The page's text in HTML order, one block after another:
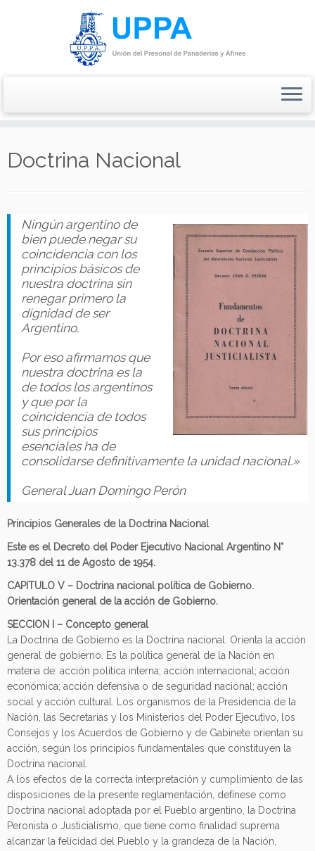
contenido
Doctrina Nacional
Ningún argentino de
bien puede negar su
coincidencia con los
principios básicos de
nuestra doctrina sin
renegar primero la
dignidad de ser
Argentino.
Por eso afirmamos que
nuestra doctrina es la
de todos los argentinos
y que por la
coincidencia de todos
sus principios
esenciales ha de
consolidarse definitivamente la unidad nacional.»
General Juan Domingo Perón
Principios Generales de la Doctrina Nacional
Este es el Decreto del Poder Ejecutivo Nacional Argentino N°
13.378 del 11 de Agosto de 1954.
CAPITULO V – Doctrina nacional política de Gobierno.
Orientación general de la acción de Gobierno.
SECCION I – Concepto general
La Doctrina de Gobierno es la Doctrina nacional. Orienta la acción
general de gobierno. Es la política general de la Nación en
materia de: acción política interna; acción internacional; acción
económica; acción defensiva o de seguridad nacional; acción
social y acción cultural. Los organismos de la Presidencia de la
Nación, las Secretarias y los Ministerios del Poder Ejecutivo, los
Consejos y los Acuerdos de Gobierno y de Gabinete orientan su
acción, según los principios fundamentales que constituyen la
Doctrina nacional.
A los efectos de la correcta interpretación y cumplimiento de las
disposiciones de la presente reglamentación, defínese como
Doctrina nacional adoptada por el Pueblo argentino, la Doctrina
Peronista o Justicialismo, que tiene como finalidad suprema
alcanzar la felicidad del Pueblo y la grandeza de la Nación,